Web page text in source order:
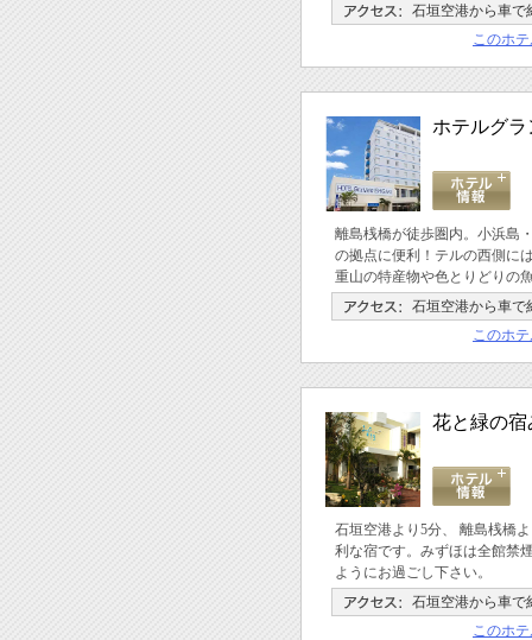
石垣空港から車で
このホ
ホテルグ
離島桟橋が徒歩圏内。小浜島
の拠点に便利！テルの西側に
重山の特産物や色とりどりの
石垣空港から車で
このホ
花と緑の宿
石垣空港より5分、 離島桟橋
利な宿です。みずほは全館禁
ようにお過ごし下さい。
石垣空港から車で
このホ